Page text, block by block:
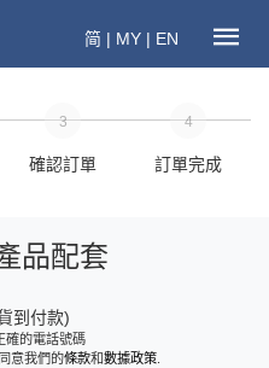
简 | MY | EN
3
確認訂單
4
訂單完成
品配套
到付款)
確的電話號碼
意我們的條款和數據政策.